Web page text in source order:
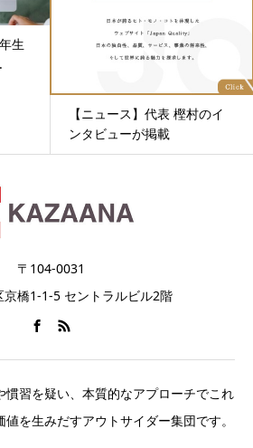
生
【ニュース】代表 樫村のイ
ンタビューが掲載
〒104-0031
京橋1-1-5 セントラルビル2階
慣習を疑い、本質的なアプローチでこれ
を生みだすアウトサイダー集団です。